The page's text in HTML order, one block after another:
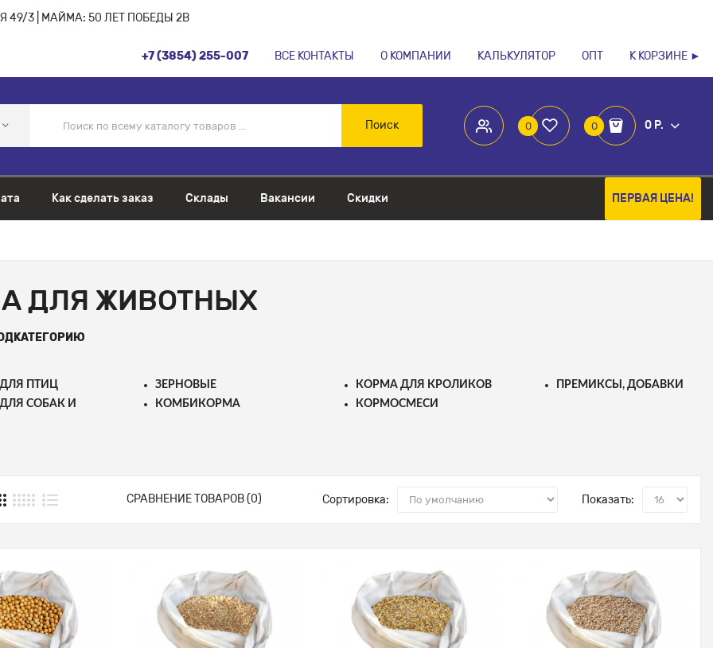
49/3 | МАЙМА: 50 ЛЕТ ПОБЕДЫ 2В
+7 (3854) 255-007 ВСЕ КОНТАКТЫ О КОМПАНИИ КАЛЬКУЛЯТОР ОПТ К КОРЗИНЕ ►
0 0 0 Р.
Поиск
Как сделать заказ Склады Вакансии Скидки ПЕРВАЯ ЦЕНА!
ДЛЯ ЖИВОТНЫХ
ПТИЦ
СОБАК И
ЗЕРНОВЫЕ
КОМБИКОРМА
КОРМА ДЛЯ КРОЛИКОВ
КОРМОСМЕСИ
ПРЕМИКСЫ, ДОБАВКИ
СРАВНЕНИЕ ТОВАРОВ (0) Сортировка: Показать: